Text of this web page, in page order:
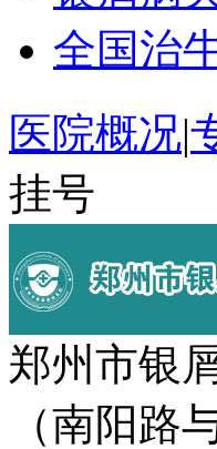
全国治
医院概况|
挂号
郑州市银
（南阳路